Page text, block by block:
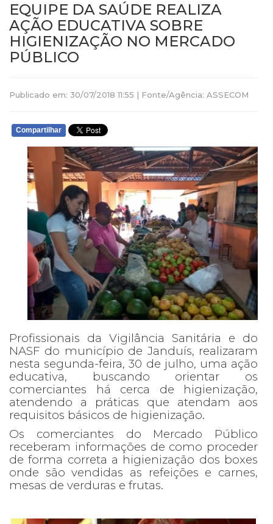
EQUIPE DA SAÚDE REALIZA
AÇÃO EDUCATIVA SOBRE
HIGIENIZAÇÃO NO MERCADO
PÚBLICO
Publicado em: 30/07/2018 11:55 | Fonte/Agência: ASSECOM
Compartilhar
Profissionais da Vigilância Sanitária e do
NASF do município de Janduís, realizaram
nesta segunda-feira, 30 de julho, uma ação
educativa, buscando orientar os
comerciantes há cerca de higienização,
atendendo a práticas que atendam aos
requisitos básicos de higienização.
Os comerciantes do Mercado Público
receberam informações de como proceder
de forma correta a higienização dos boxes
onde são vendidas as refeições e carnes,
mesas de verduras e frutas.